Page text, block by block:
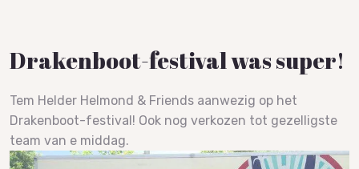
Drakenboot-festival was super!
Tem Helder Helmond & Friends aanwezig op het
Drakenboot-festival! Ook nog verkozen tot gezelligste
team van e middag.